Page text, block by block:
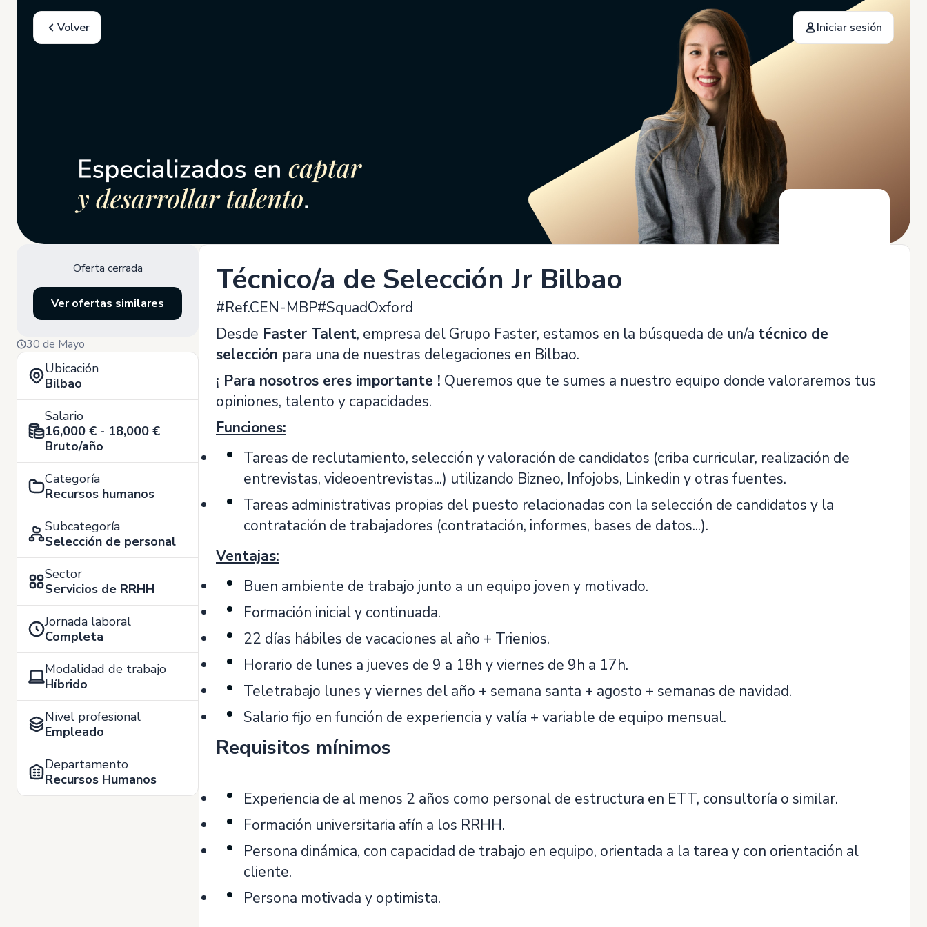
Volver Iniciar sesión
Oferta cerrada
Ver ofertas similares
30 de Mayo
Ubicación
Bilbao
Salario
16,000 € - 18,000 €
Bruto/año
Categoría
Recursos humanos
Subcategoría
Selección de personal
Sector
Servicios de RRHH
Jornada laboral
Completa
Modalidad de trabajo
Híbrido
Nivel profesional
Empleado
Departamento
Recursos Humanos
Técnico/a de Selección Jr Bilbao
#Ref.CEN-MBP#SquadOxford
Desde Faster Talent, empresa del Grupo Faster, estamos en la búsqueda de un/a técnico de
selección para una de nuestras delegaciones en Bilbao.
¡ Para nosotros eres importante ! Queremos que te sumes a nuestro equipo donde valoraremos tus
opiniones, talento y capacidades.
Funciones:
Tareas de reclutamiento, selección y valoración de candidatos (criba curricular, realización de
entrevistas, videoentrevistas...) utilizando Bizneo, Infojobs, Linkedin y otras fuentes.
Tareas administrativas propias del puesto relacionadas con la selección de candidatos y la
contratación de trabajadores (contratación, informes, bases de datos...).
Ventajas:
Buen ambiente de trabajo junto a un equipo joven y motivado.
Formación inicial y continuada.
22 días hábiles de vacaciones al año + Trienios.
Horario de lunes a jueves de 9 a 18h y viernes de 9h a 17h.
Teletrabajo lunes y viernes del año + semana santa + agosto + semanas de navidad.
Salario fijo en función de experiencia y valía + variable de equipo mensual.
Requisitos mínimos
Experiencia de al menos 2 años como personal de estructura en ETT, consultoría o similar.
Formación universitaria afín a los RRHH.
Persona dinámica, con capacidad de trabajo en equipo, orientada a la tarea y con orientación al
cliente.
Persona motivada y optimista.